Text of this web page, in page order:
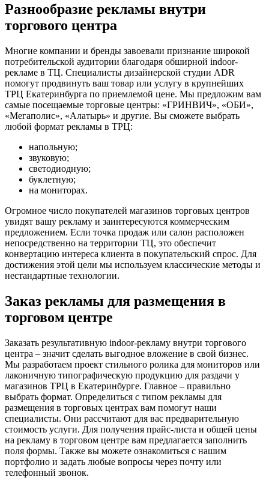
Разнообразие рекламы внутри
торгового центра
Многие компании и бренды завоевали признание широкой
потребительской аудитории благодаря обширной indoor-
рекламе в ТЦ. Специалисты дизайнерской студии ADR
помогут продвинуть ваш товар или услугу в крупнейших
ТРЦ Екатеринбурга по приемлемой цене. Мы предложим вам
самые посещаемые торговые центры: «ГРИНВИЧ», «ОБИ»,
«Мегаполис», «Алатырь» и другие. Вы сможете выбрать
любой формат рекламы в ТРЦ:
напольную;
звуковую;
светодиодную;
буклетную;
на мониторах.
Огромное число покупателей магазинов торговых центров
увидят вашу рекламу и заинтересуются коммерческим
предложением. Если точка продаж или салон расположен
непосредственно на территории ТЦ, это обеспечит
конвертацию интереса клиента в покупательский спрос. Для
достижения этой цели мы используем классические методы и
нестандартные технологии.
Заказ рекламы для размещения в
торговом центре
Заказать результативную indoor-рекламу внутри торгового
центра – значит сделать выгодное вложение в свой бизнес.
Мы разработаем проект стильного ролика для мониторов или
лаконичную типографическую продукцию для раздачи у
магазинов ТРЦ в Екатеринбурге. Главное – правильно
выбрать формат. Определиться с типом рекламы для
размещения в торговых центрах вам помогут наши
специалисты. Они рассчитают для вас предварительную
стоимость услуги. Для получения прайс-листа и общей цены
на рекламу в торговом центре вам предлагается заполнить
поля формы. Также вы можете ознакомиться с нашим
портфолио и задать любые вопросы через почту или
телефонный звонок.